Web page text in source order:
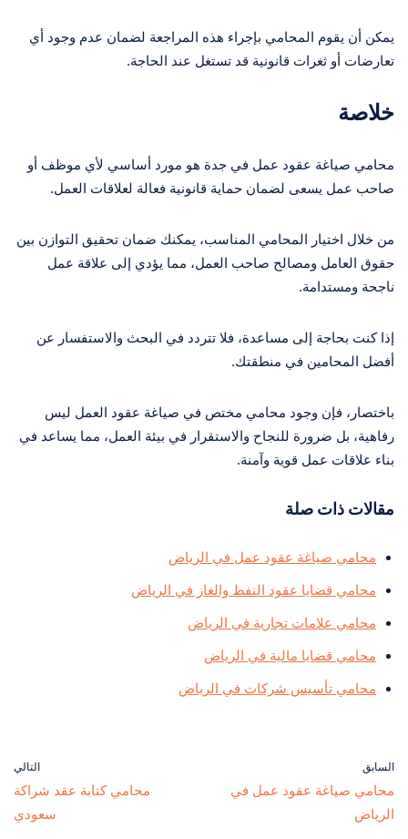
يمكن أن يقوم المحامي بإجراء هذه المراجعة لضمان عدم وجود أي
تعارضات أو ثغرات قانونية قد تستغل عند الحاجة.
خلاصة
محامي صياغة عقود عمل في جدة هو مورد أساسي لأي موظف أو
صاحب عمل يسعى لضمان حماية قانونية فعالة لعلاقات العمل.
من خلال اختيار المحامي المناسب، يمكنك ضمان تحقيق التوازن بين
حقوق العامل ومصالح صاحب العمل، مما يؤدي إلى علاقة عمل
ناجحة ومستدامة.
إذا كنت بحاجة إلى مساعدة، فلا تتردد في البحث والاستفسار عن
أفضل المحامين في منطقتك.
باختصار، فإن وجود محامي مختص في صياغة عقود العمل ليس
رفاهية، بل ضرورة للنجاح والاستقرار في بيئة العمل، مما يساعد في
بناء علاقات عمل قوية وآمنة.
مقالات ذات صلة
محامي صياغة عقود عمل في الرياض
محامي قضايا عقود النفط والغاز في الرياض
محامي علامات تجارية في الرياض
محامي قضايا مالية في الرياض
محامي تأسيس شركات في الرياض
السابق
محامي صياغة عقود عمل في
الرياض
التالي
محامي كتابة عقد شراكة
سعودي